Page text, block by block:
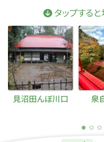
タップする
見沼田んぼ川口 泉